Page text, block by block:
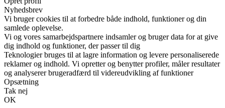
Nyhedsbrev
Vi bruger cookies til at forbedre både indhold, funktioner og din
samlede oplevelse.
Vi og vores samarbejdspartnere indsamler og bruger data for at give
dig indhold og funktioner, der passer til dig
Teknologier bruges til at lagre information og levere personaliserede
reklamer og indhold. Vi opretter og benytter profiler, måler resultater
og analyserer brugeradfærd til videreudvikling af funktioner
Opsætning
Tak nej
OK